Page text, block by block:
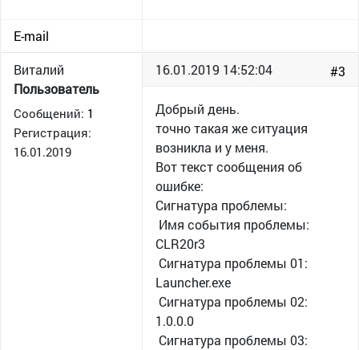
E-mail
Виталий
Пользователь
Сообщений: 1
Регистрация:
16.01.2019
#3
16.01.2019 14:52:04
Добрый день.
точно такая же ситуация
возникла и у меня.
Вот текст сообщения об
ошибке:
Сигнатура проблемы:
Имя события проблемы:
CLR20r3
Сигнатура проблемы 01:
Launcher.exe
Сигнатура проблемы 02:
1.0.0.0
Сигнатура проблемы 03: